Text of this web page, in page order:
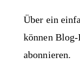
Über ein
können
abonnieren.